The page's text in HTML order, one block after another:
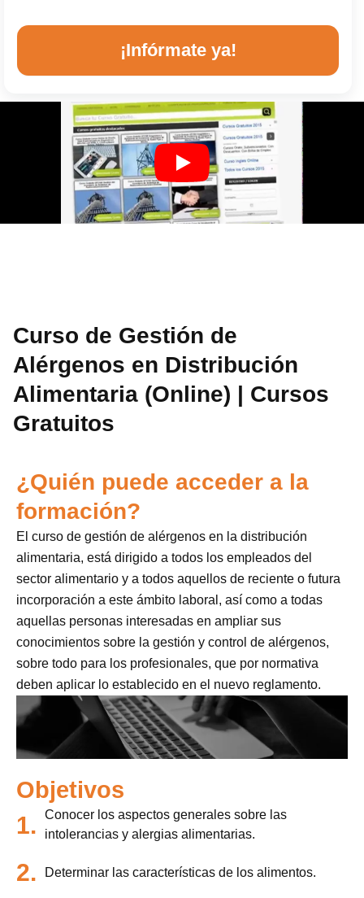
¡Infórmate ya!
Curso de Gestión de
Alérgenos en Distribución
Alimentaria (Online) | Cursos
Gratuitos
¿Quién puede acceder a la
formación?
El curso de gestión de alérgenos en la distribución
alimentaria, está dirigido a todos los empleados del
sector alimentario y a todos aquellos de reciente o futura
incorporación a este ámbito laboral, así como a todas
aquellas personas interesadas en ampliar sus
conocimientos sobre la gestión y control de alérgenos,
sobre todo para los profesionales, que por normativa
deben aplicar lo establecido en el nuevo reglamento.
Objetivos
1.
Conocer los aspectos generales sobre las
intolerancias y alergias alimentarias.
2. Determinar las características de los alimentos.